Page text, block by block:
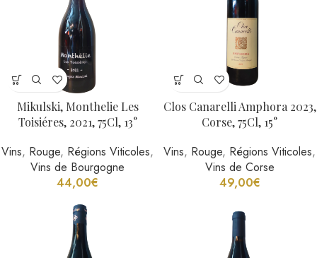
Mikulski, Monthelie Les
Toisiéres, 2021, 75Cl, 13°
Vins, Rouge, Régions Viticoles,
Vins de Bourgogne
44,00€
Clos Canarelli Amphora 2023,
Corse, 75Cl, 15°
Vins, Rouge, Régions Viticoles,
Vins de Corse
49,00€